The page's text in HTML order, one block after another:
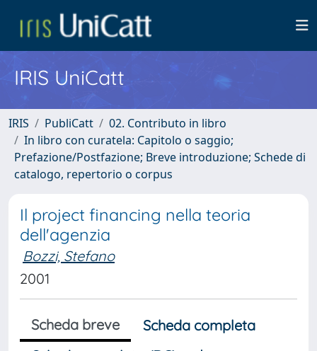
IRIS UniCatt
IRIS PubliCatt
02. Contributo in libro
In libro con curatela: Capitolo o saggio;
Prefazione/Postfazione; Breve introduzione; Schede di
catalogo, repertorio o corpus
Il project financing nella teoria
dell'agenzia
Bozzi, Stefano
2001
Scheda breve
Scheda completa